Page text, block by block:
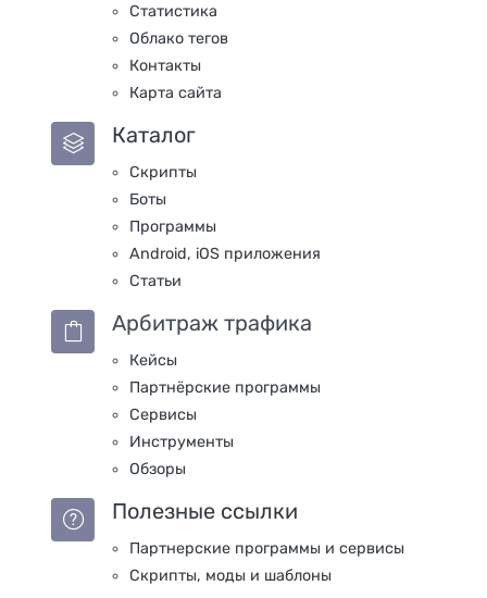
Статистика
Облако тегов
Контакты
Карта сайта
Каталог
Скрипты
Боты
Программы
Android, iOS приложения
Статьи
Арбитраж трафика
Кейсы
Партнёрские программы
Сервисы
Инструменты
Обзоры
Полезные ссылки
Партнерские программы и сервисы
Скрипты, моды и шаблоны